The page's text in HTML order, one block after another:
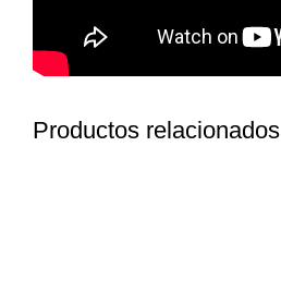
Productos relacionados